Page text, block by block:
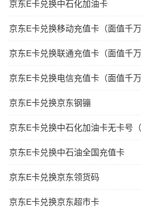
京东E卡兑换中石化加油卡
京东E卡兑换移动充值卡（面值千万
京东E卡兑换联通充值卡（面值千万
京东E卡兑换电信充值卡（面值千万
京东E卡兑换京东钢镚
京东E卡兑换中石化加油卡无卡号
京东E卡兑换中石油全国充值卡
京东E卡兑换京东领货码
京东E卡兑换京东超市卡